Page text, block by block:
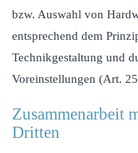
bzw. Auswahl von
entsprechend dem
Technikgestaltung und
Voreinstellungen (Art.
Zusammenarbeit
Dritten